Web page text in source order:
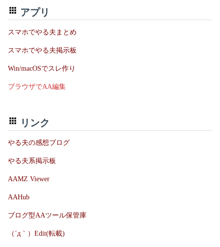
アプリ
スマホでやる夫まとめ
スマホでやる夫掲示板
Win/macOSでスレ作り
ブラウザでAA編集
リンク
やる夫の感想ブログ
やる夫系掲示板
AAMZ Viewer
AAHub
ブログ型AAツール保管庫
（´д｀）Edit(転載)